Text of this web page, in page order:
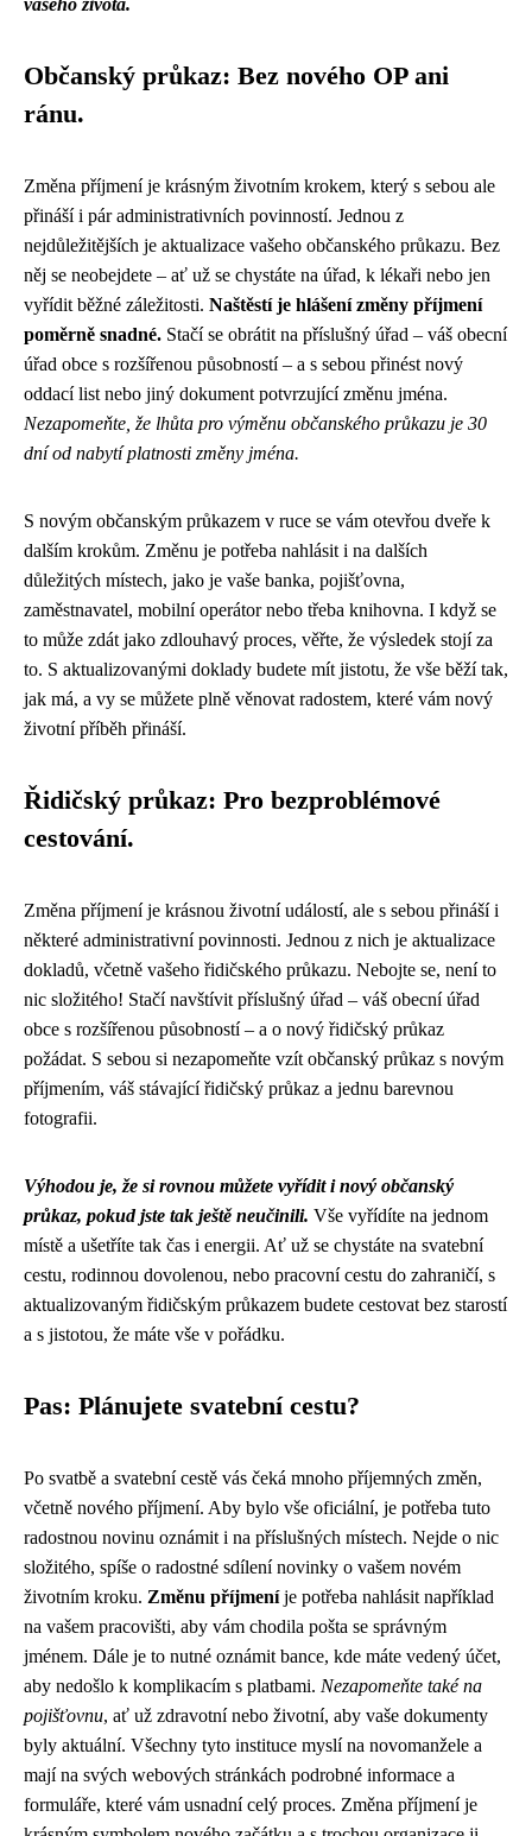
vašeho života.
Občanský průkaz: Bez nového OP ani
ránu.
Změna příjmení je krásným životním krokem, který s sebou ale
přináší i pár administrativních povinností. Jednou z
nejdůležitějších je aktualizace vašeho občanského průkazu. Bez
něj se neobejdete – ať už se chystáte na úřad, k lékaři nebo jen
vyřídit běžné záležitosti. Naštěstí je hlášení změny příjmení
poměrně snadné. Stačí se obrátit na příslušný úřad – váš obecní
úřad obce s rozšířenou působností – a s sebou přinést nový
oddací list nebo jiný dokument potvrzující změnu jména.
Nezapomeňte, že lhůta pro výměnu občanského průkazu je 30
dní od nabytí platnosti změny jména.
S novým občanským průkazem v ruce se vám otevřou dveře k
dalším krokům. Změnu je potřeba nahlásit i na dalších
důležitých místech, jako je vaše banka, pojišťovna,
zaměstnavatel, mobilní operátor nebo třeba knihovna. I když se
to může zdát jako zdlouhavý proces, věřte, že výsledek stojí za
to. S aktualizovanými doklady budete mít jistotu, že vše běží tak,
jak má, a vy se můžete plně věnovat radostem, které vám nový
životní příběh přináší.
Řidičský průkaz: Pro bezproblémové
cestování.
Změna příjmení je krásnou životní událostí, ale s sebou přináší i
některé administrativní povinnosti. Jednou z nich je aktualizace
dokladů, včetně vašeho řidičského průkazu. Nebojte se, není to
nic složitého! Stačí navštívit příslušný úřad – váš obecní úřad
obce s rozšířenou působností – a o nový řidičský průkaz
požádat. S sebou si nezapomeňte vzít občanský průkaz s novým
příjmením, váš stávající řidičský průkaz a jednu barevnou
fotografii.
Výhodou je, že si rovnou můžete vyřídit i nový občanský
průkaz, pokud jste tak ještě neučinili. Vše vyřídíte na jednom
místě a ušetříte tak čas i energii. Ať už se chystáte na svatební
cestu, rodinnou dovolenou, nebo pracovní cestu do zahraničí, s
aktualizovaným řidičským průkazem budete cestovat bez starostí
a s jistotou, že máte vše v pořádku.
Pas: Plánujete svatební cestu?
Po svatbě a svatební cestě vás čeká mnoho příjemných změn,
včetně nového příjmení. Aby bylo vše oficiální, je potřeba tuto
radostnou novinu oznámit i na příslušných místech. Nejde o nic
složitého, spíše o radostné sdílení novinky o vašem novém
životním kroku. Změnu příjmeníje potřeba nahlásit například
na vašem pracovišti, aby vám chodila pošta se správným
jménem. Dále je to nutné oznámit bance, kde máte vedený účet,
aby nedošlo k komplikacím s platbami. Nezapomeňte také na
pojišťovnu, ať už zdravotní nebo životní, aby vaše dokumenty
byly aktuální. Všechny tyto instituce myslí na novomanžele a
mají na svých webových stránkách podrobné informace a
formuláře, které vám usnadní celý proces. Změna příjmení je